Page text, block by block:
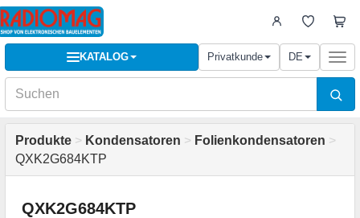
KATALOG Privatkunde DE
Produkte > Kondensatoren > Folienkondensatoren >
QXK2G684KTP
QXK2G684KTP